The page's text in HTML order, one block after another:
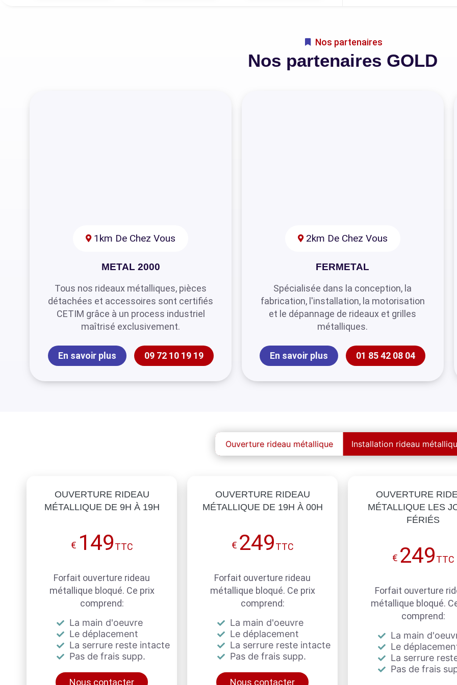
Nos partenaires
Nos partenaires GOLD
1km De Chez Vous
METAL 2000
Tous nos rideaux métalliques, pièces
détachées et accessoires sont certifiés
CETIM grâce à un process industriel
maîtrisé exclusivement.
En savoir plus 09 72 10 19 19
2km De Chez Vous
FERMETAL
Spécialisée dans la conception, la
fabrication, l'installation, la motorisation
et le dépannage de rideaux et grilles
métalliques.
En savoir plus 01 85 42 08 04
Ouverture rideau métallique Installation rideau
OUVERTURE RIDEAU
MÉTALLIQUE DE 9H À 19H
€ 149TTC
Forfait ouverture rideau
métallique bloqué. Ce prix
comprend:
La main d'oeuvre
Le déplacement
La serrure reste intacte
Pas de frais supp.
Nous contacter
OUVERTURE RIDEAU
MÉTALLIQUE DE 19H À 00H
€ 249TTC
Forfait ouverture rideau
métallique bloqué. Ce prix
comprend:
La main d'oeuvre
Le déplacement
La serrure reste intacte
Pas de frais supp.
Nous contacter
OUVERTURE
MÉTALLIQUE LES
FÉRIÉS
€ 249TTC
Forfait ouverture
métallique bloqué.
comprend:
La main
Le
La serrure
Pas de frais